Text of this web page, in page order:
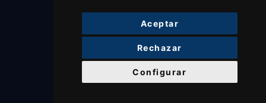
Aceptar
Rechazar
Configurar